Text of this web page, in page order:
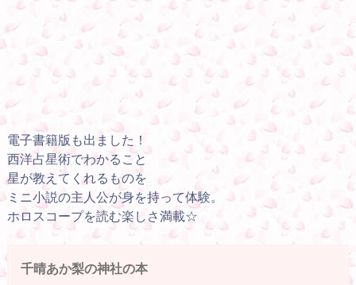
電子書籍版も出ました！
西洋占星術でわかること
星が教えてくれるものを
ミニ小説の主人公が身を持って体験。
ホロスコープを読む楽しさ満載☆
千晴あか梨の神社の本